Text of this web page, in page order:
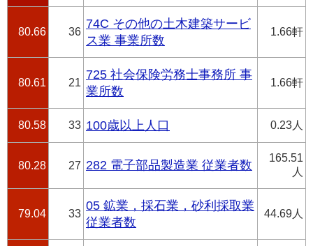
80.66 36
74C その他の土木建築サービ
ス業 事業所数
1.66軒
80.61 21
725 社会保険労務士事務所 事
業所数
1.66軒
80.58 33 100歳以上人口 0.23人
80.28 27 282 電子部品製造業 従業者数
165.51
人
79.04 33
05 鉱業，採石業，砂利採取業
従業者数
44.69人